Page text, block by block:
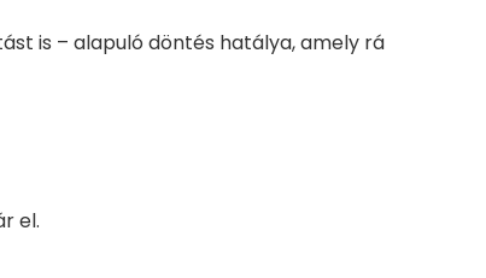
is – alapuló döntés hatálya, amely rá
el.